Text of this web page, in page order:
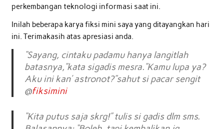
perkembangan teknologi informasi saat ini.
Inilah beberapa karya fiksi mini saya yang ditayangkan hari
ini. Terimakasih atas apresiasi anda.
“Sayang, cintaku padamu hanya langitlah
batasnya,”kata sigadis mesra.”Kamu lupa ya?
Aku ini kan’ astronot?”sahut si pacar sengit
@fiksimini
“Kita putus saja skrg!” tulis si gadis dlm sms.